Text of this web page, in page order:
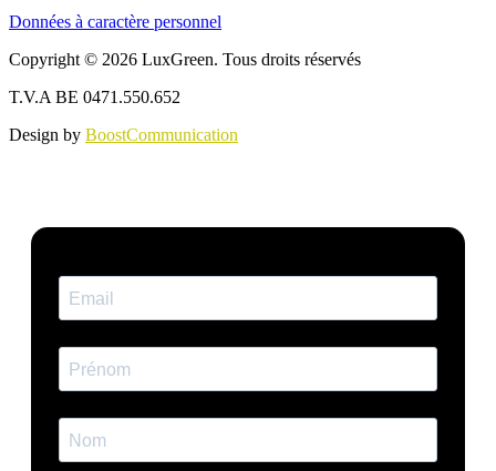
Données à caractère personnel
Copyright © 2026 LuxGreen. Tous droits réservés
T.V.A BE 0471.550.652
Design by BoostCommunication